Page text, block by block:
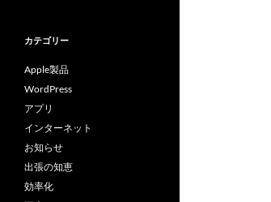
カテゴリー
Apple製品
WordPress
アプリ
インターネット
お知らせ
出張の知恵
効率化